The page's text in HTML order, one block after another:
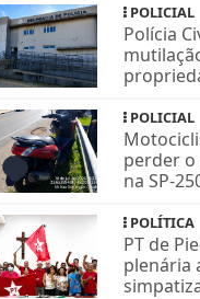
POLICIAL
Polícia
POLICIAL
perder
na SP-
POLÍTICA
PT de
plenária